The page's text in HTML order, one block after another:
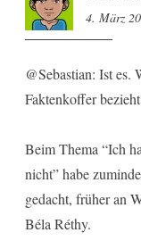
4. März
@Sebastian: Ist es.
Faktenkoffer
Beim Thema “Ich
nicht” habe
gedacht, früher an
Béla Réthy.